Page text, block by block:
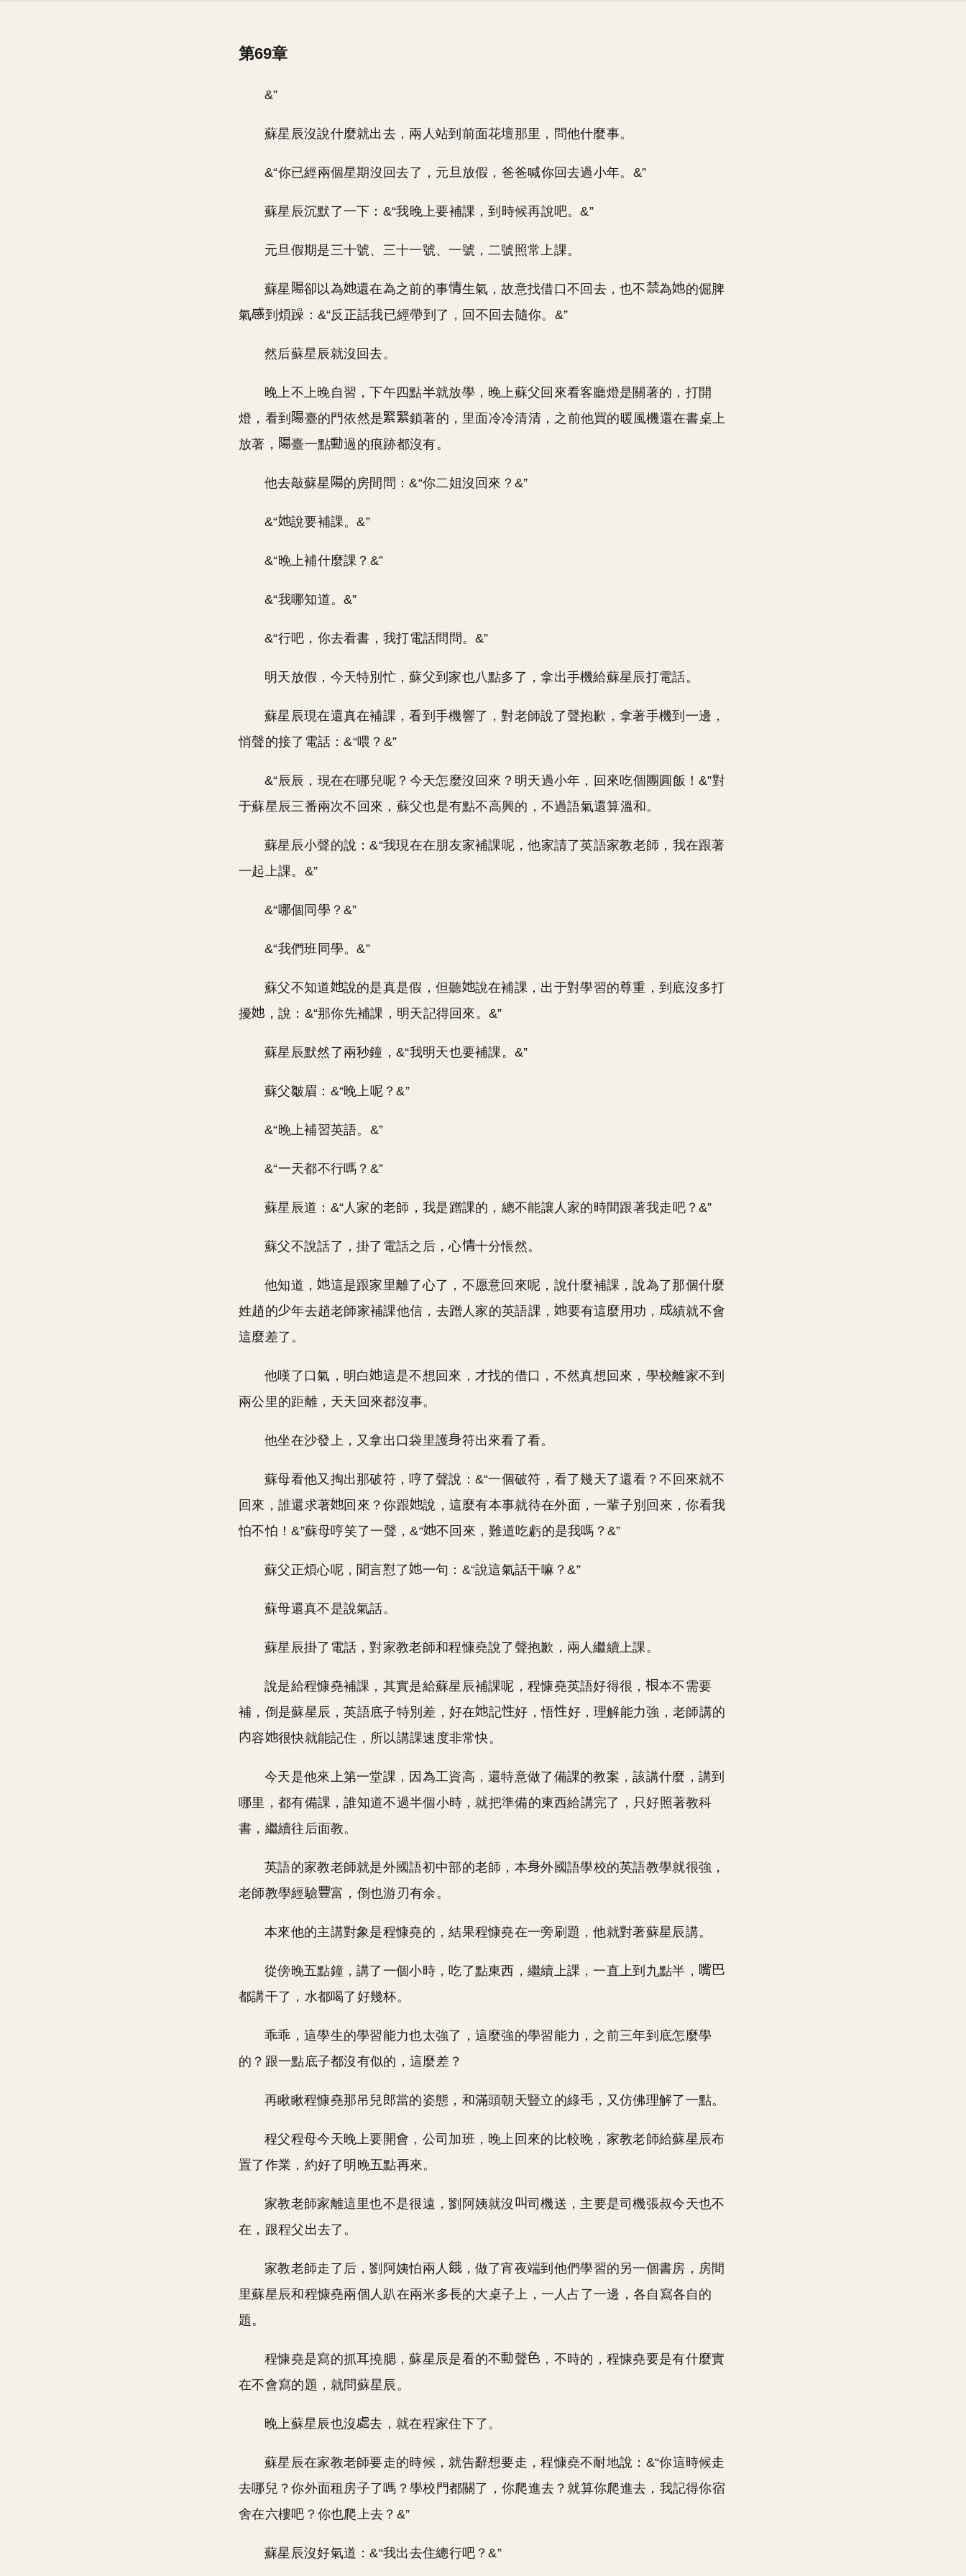
第69章
&”
蘇星辰沒說什麼就出去，兩人站到前面花壇那里，問他什麼事。
&“你已經兩個星期沒回去了，元旦放假，爸爸喊你回去過小年。&”
蘇星辰沉默了一下：&“我晚上要補課，到時候再說吧。&”
元旦假期是三十號、三十一號、一號，二號照常上課。
蘇星 卻以為 還在為之前的事 生氣，故意找借口不回去，也不 為
的倔脾
氣
到煩躁：&“反正話我已經帶到了，回不回去隨你。&”
然后蘇星辰就沒回去。
晚上不上晚自習，下午四點半就放學，晚上蘇父回來看客廳燈是關著的，打開
燈，看到
臺的門依然是
鎖著的，里面冷冷清清，之前他買的暖風機還在書桌上
放著，
臺一點 過的痕跡都沒有。
他去敲蘇星 的房間問：&“你二姐沒回來？&”
&“ 說要補課。&”
&“晚上補什麼課？&”
&“我哪知道。&”
&“行吧，你去看書，我打電話問問。&”
明天放假，今天特別忙，蘇父到家也八點多了，拿出手機給蘇星辰打電話。
蘇星辰現在還真在補課，看到手機響了，對老師說了聲抱歉，拿著手機到一邊，
悄聲的接了電話：&“喂？&”
&“辰辰，現在在哪兒呢？今天怎麼沒回來？明天過小年，回來吃個團圓飯！&”對
于蘇星辰三番兩次不回來，蘇父也是有點不高興的，不過語氣還算溫和。
蘇星辰小聲的說：&“我現在在朋友家補課呢，他家請了英語家教老師，我在跟著
一起上課。&”
&“哪個同學？&”
&“我們班同學。&”
蘇父不知道 說的是真是假，但聽
說在補課，出于對學習的尊重，到底沒多打
擾
，說：&“那你先補課，明天記得回來。&”
蘇星辰默然了兩秒鐘，&“我明天也要補課。&”
蘇父皺眉：&“晚上呢？&”
&“晚上補習英語。&”
&“一天都不行嗎？&”
蘇星辰道：&“人家的老師，我是蹭課的，總不能讓人家的時間跟著我走吧？&”
蘇父不說話了，掛了電話之后，心 十分悵然。
他知道，
這是跟家里離了心了，不愿意回來呢，說什麼補課，說為了那個什麼
姓趙的
年去趙老師家補課他信，去蹭人家的英語課， 要有這麼用功，
績就不會
這麼差了。
他嘆了口氣，明白
這是不想回來，才找的借口，不然真想回來，學校離家不到
兩公里的距離，天天回來都沒事。
他坐在沙發上，又拿出口袋里護 符出來看了看。
蘇母看他又掏出那破符，哼了聲說：&“一個破符，看了幾天了還看？不回來就不
回來，誰還求著
回來？你跟
說，這麼有本事就待在外面，一輩子別回來，你看我
怕不怕！&”蘇母哼笑了一聲，&“
不回來，難道吃虧的是我嗎？&”
蘇父正煩心呢，聞言懟了 一句：&“說這氣話干嘛？&”
蘇母還真不是說氣話。
蘇星辰掛了電話，對家教老師和程慷堯說了聲抱歉，兩人繼續上課。
說是給程慷堯補課，其實是給蘇星辰補課呢，程慷堯英語好得很，
本不需要
補，倒是蘇星辰，英語底子特別差，好在
記 好，悟
好，理解能力強，老師講的
容
很快就能記住，所以講課速度非常快。
今天是他來上第一堂課，因為工資高，還特意做了備課的教案，該講什麼，講到
哪里，都有備課，誰知道不過半個小時，就把準備的東西給講完了，只好照著教科
書，繼續往后面教。
英語的家教老師就是外國語初中部的老師，本
外國語學校的英語教學就很強，
老師教學經驗
富，倒也游刃有余。
本來他的主講對象是程慷堯的，結果程慷堯在一旁刷題，他就對著蘇星辰講。
從傍晚五點鐘，講了一個小時，吃了點東西，繼續上課，一直上到九點半，
都講干了，水都喝了好幾杯。
乖乖，這學生的學習能力也太強了，這麼強的學習能力，之前三年到底怎麼學
的？跟一點底子都沒有似的，這麼差？
再瞅瞅程慷堯那吊兒郎當的姿態，和滿頭朝天豎立的綠 ，又仿佛理解了一點。
程父程母今天晚上要開會，公司加班，晚上回來的比較晚，家教老師給蘇星辰布
置了作業，約好了明晚五點再來。
家教老師家離這里也不是很遠，劉阿姨就沒
司機送，主要是司機張叔今天也不
在，跟程父出去了。
家教老師走了后，劉阿姨怕兩人
，做了宵夜端到他們學習的另一個書房，房間
里蘇星辰和程慷堯兩個人趴在兩米多長的大桌子上，一人占了一邊，各自寫各自的
題。
程慷堯是寫的抓耳撓腮，蘇星辰是看的不 聲
，不時的，程慷堯要是有什麼實
在不會寫的題，就問蘇星辰。
晚上蘇星辰也沒 去，就在程家住下了。
蘇星辰在家教老師要走的時候，就告辭想要走，程慷堯不耐地說：&“你這時候走
去哪兒？你外面租房子了嗎？學校門都關了，你爬進去？就算你爬進去，我記得你宿
舍在六樓吧？你也爬上去？&”
蘇星辰沒好氣道：&“我出去住總行吧？&”